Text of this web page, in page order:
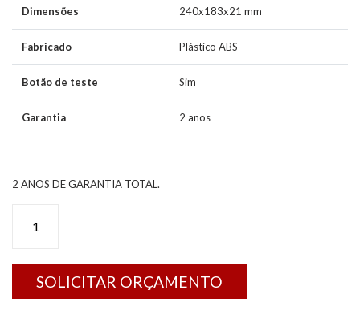
Dimensões 240x183x21 mm
Fabricado Plástico ABS
Botão de teste Sim
Garantia 2 anos
2 ANOS DE GARANTIA TOTAL.
BALIZAMENTO
SOLICITAR ORÇAMENTO